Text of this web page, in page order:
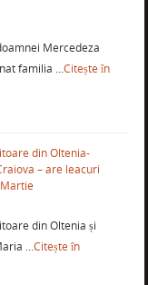
Mercedeza
familia …Citește în
din Oltenia-
– are leacuri
din Oltenia și
…Citește în